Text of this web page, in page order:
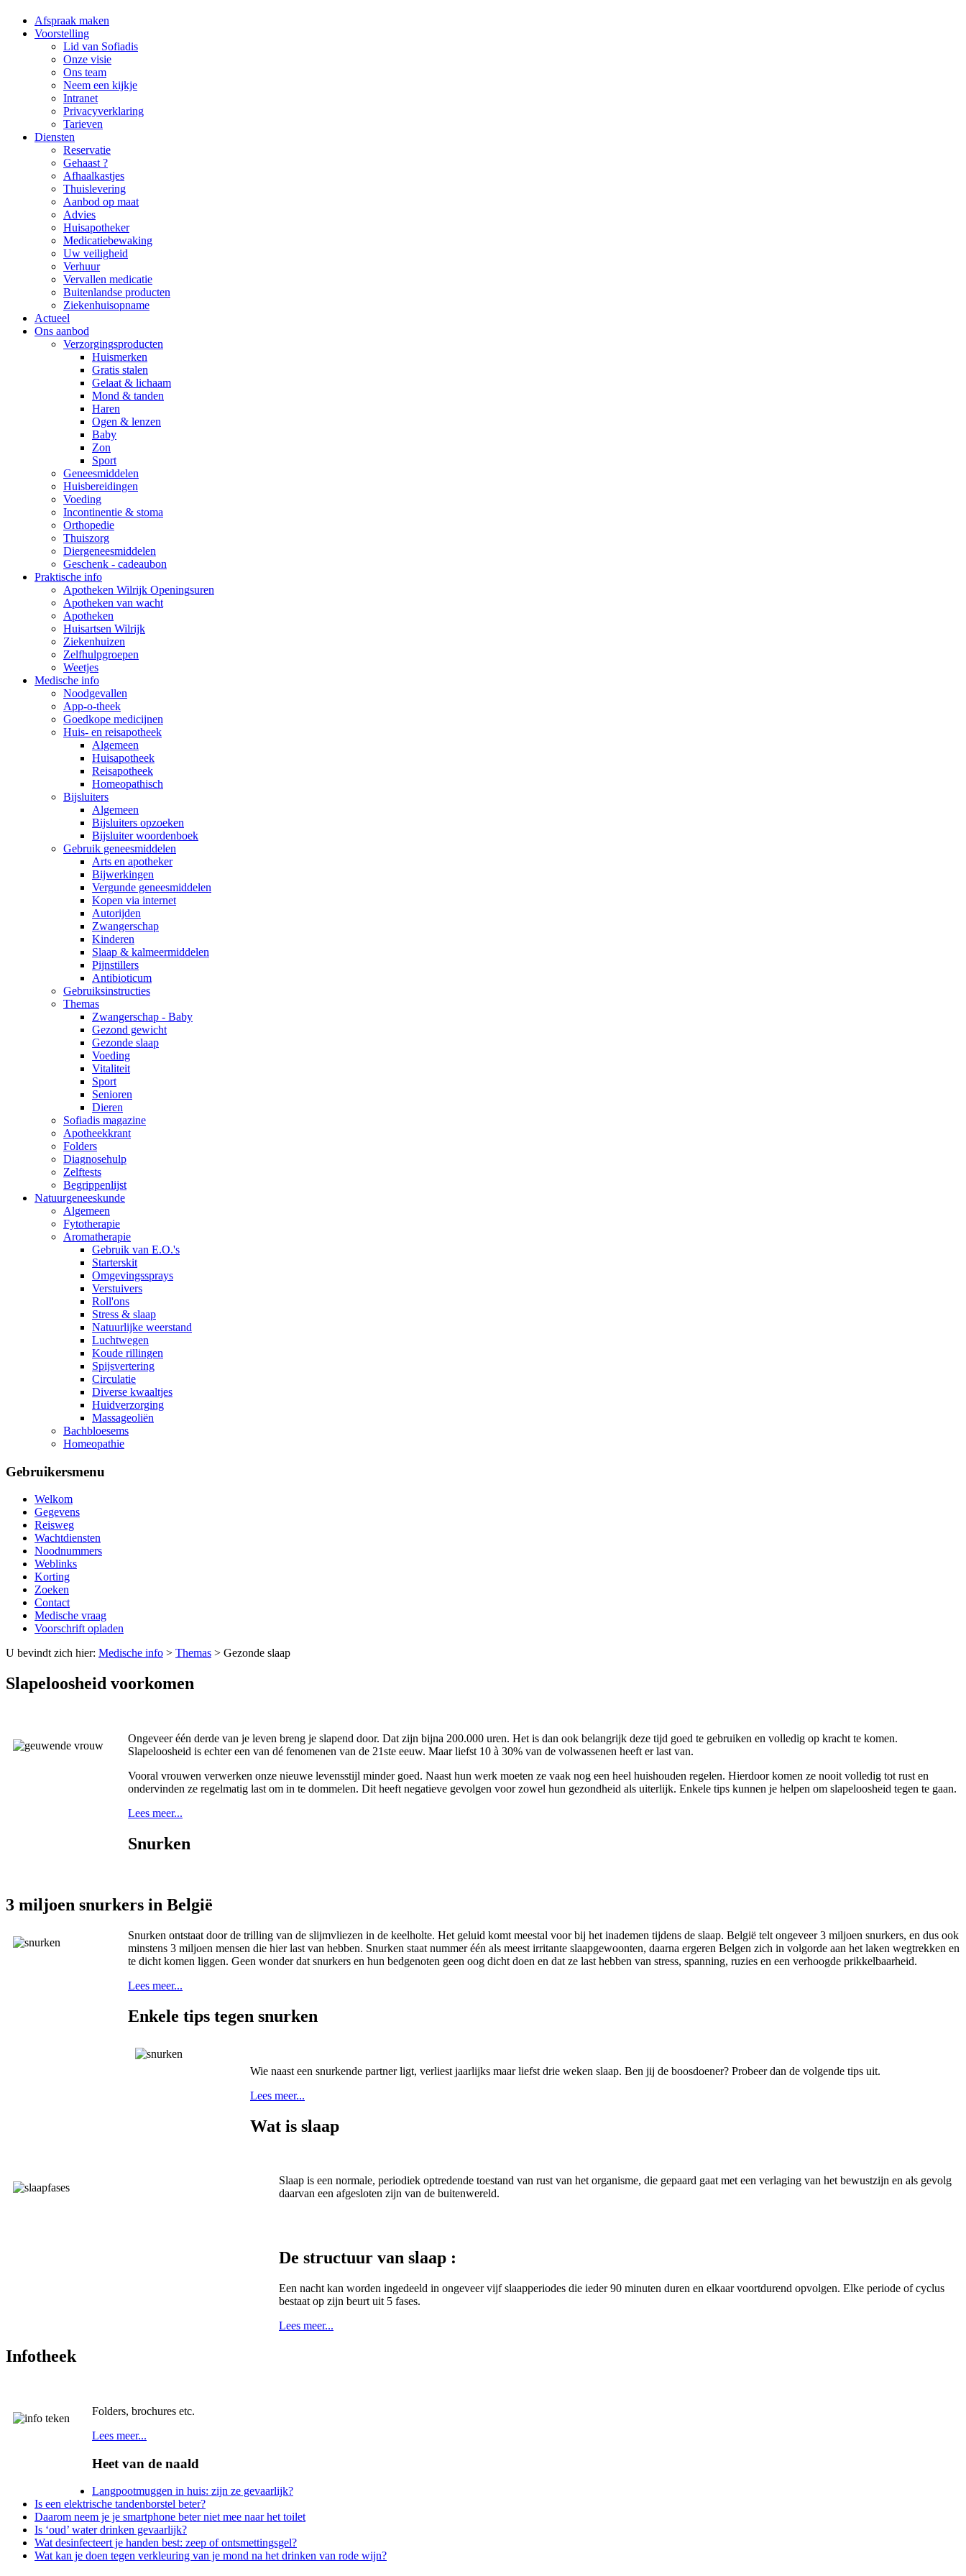
Afspraak maken
Voorstelling
Lid van Sofiadis
Onze visie
Ons team
Neem een kijkje
Intranet
Privacyverklaring
Tarieven
Diensten
Reservatie
Gehaast ?
Afhaalkastjes
Thuislevering
Aanbod op maat
Advies
Huisapotheker
Medicatiebewaking
Uw veiligheid
Verhuur
Vervallen medicatie
Buitenlandse producten
Ziekenhuisopname
Actueel
Ons aanbod
Verzorgingsproducten
Huismerken
Gratis stalen
Gelaat & lichaam
Mond & tanden
Haren
Ogen & lenzen
Baby
Zon
Sport
Geneesmiddelen
Huisbereidingen
Voeding
Incontinentie & stoma
Orthopedie
Thuiszorg
Diergeneesmiddelen
Geschenk - cadeaubon
Praktische info
Apotheken Wilrijk Openingsuren
Apotheken van wacht
Apotheken
Huisartsen Wilrijk
Ziekenhuizen
Zelfhulpgroepen
Weetjes
Medische info
Noodgevallen
App-o-theek
Goedkope medicijnen
Huis- en reisapotheek
Algemeen
Huisapotheek
Reisapotheek
Homeopathisch
Bijsluiters
Algemeen
Bijsluiters opzoeken
Bijsluiter woordenboek
Gebruik geneesmiddelen
Arts en apotheker
Bijwerkingen
Vergunde geneesmiddelen
Kopen via internet
Autorijden
Zwangerschap
Kinderen
Slaap & kalmeermiddelen
Pijnstillers
Antibioticum
Gebruiksinstructies
Themas
Zwangerschap - Baby
Gezond gewicht
Gezonde slaap
Voeding
Vitaliteit
Sport
Senioren
Dieren
Sofiadis magazine
Apotheekkrant
Folders
Diagnosehulp
Zelftests
Begrippenlijst
Natuurgeneeskunde
Algemeen
Fytotherapie
Aromatherapie
Gebruik van E.O.'s
Starterskit
Omgevingssprays
Verstuivers
Roll'ons
Stress & slaap
Natuurlijke weerstand
Luchtwegen
Koude rillingen
Spijsvertering
Circulatie
Diverse kwaaltjes
Huidverzorging
Massageoliën
Bachbloesems
Homeopathie
Gebruikersmenu
Welkom
Gegevens
Reisweg
Wachtdiensten
Noodnummers
Weblinks
Korting
Zoeken
Contact
Medische vraag
Voorschrift opladen
U bevindt zich hier: Medische info > Themas > Gezonde slaap
Slapeloosheid voorkomen
Ongeveer één derde van je leven breng je slapend door. Dat zijn bijna 200.000 uren. Het is dan ook belangrijk deze tijd goed te gebruiken en volledig op kracht te komen.
Slapeloosheid is echter een van dé fenomenen van de 21ste eeuw. Maar liefst 10 à 30% van de volwassenen heeft er last van.
Vooral vrouwen verwerken onze nieuwe levensstijl minder goed. Naast hun werk moeten ze vaak nog een heel huishouden regelen. Hierdoor komen ze nooit volledig tot rust en
ondervinden ze regelmatig last om in te dommelen. Dit heeft negatieve gevolgen voor zowel hun gezondheid als uiterlijk. Enkele tips kunnen je helpen om slapeloosheid tegen te gaan.
Lees meer...
Snurken
3 miljoen snurkers in België
Snurken ontstaat door de trilling van de slijmvliezen in de keelholte. Het geluid komt meestal voor bij het inademen tijdens de slaap. België telt ongeveer 3 miljoen snurkers, en dus ook
minstens 3 miljoen mensen die hier last van hebben. Snurken staat nummer één als meest irritante slaapgewoonten, daarna ergeren Belgen zich in volgorde aan het laken wegtrekken en
te dicht komen liggen. Geen wonder dat snurkers en hun bedgenoten geen oog dicht doen en dat ze last hebben van stress, spanning, ruzies en een verhoogde prikkelbaarheid.
Lees meer...
Enkele tips tegen snurken
Wie naast een snurkende partner ligt, verliest jaarlijks maar liefst drie weken slaap. Ben jij de boosdoener? Probeer dan de volgende tips uit.
Lees meer...
Wat is slaap
Slaap is een normale, periodiek optredende toestand van rust van het organisme, die gepaard gaat met een verlaging van het bewustzijn en als gevolg
daarvan een afgesloten zijn van de buitenwereld.
De structuur van slaap :
Een nacht kan worden ingedeeld in ongeveer vijf slaapperiodes die ieder 90 minuten duren en elkaar voortdurend opvolgen. Elke periode of cyclus
bestaat op zijn beurt uit 5 fases.
Lees meer...
Infotheek
Folders, brochures etc.
Lees meer...
Heet van de naald
Langpootmuggen in huis: zijn ze gevaarlijk?
Is een elektrische tandenborstel beter?
Daarom neem je je smartphone beter niet mee naar het toilet
Is ‘oud’ water drinken gevaarlijk?
Wat desinfecteert je handen best: zeep of ontsmettingsgel?
Wat kan je doen tegen verkleuring van je mond na het drinken van rode wijn?